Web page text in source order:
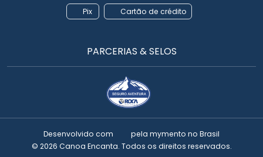
Pix Cartão de crédito
PARCERIAS & SELOS
Desenvolvido com pela mymento no Brasil
© 2026 Canoa Encanta. Todos os direitos reservados.